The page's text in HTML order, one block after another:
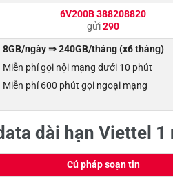
6V200B 388208820
gửi290
8GB/ngày ⇒ 240GB/tháng (x6 tháng)
Miễn phí gọi nội mạng dưới 10 phút
Miễn phí 600 phút gọi ngoại mạng
dài hạn Viettel 1
Cú pháp soạn tin